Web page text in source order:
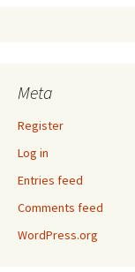
Meta
Register
Log in
Entries feed
Comments feed
WordPress.org